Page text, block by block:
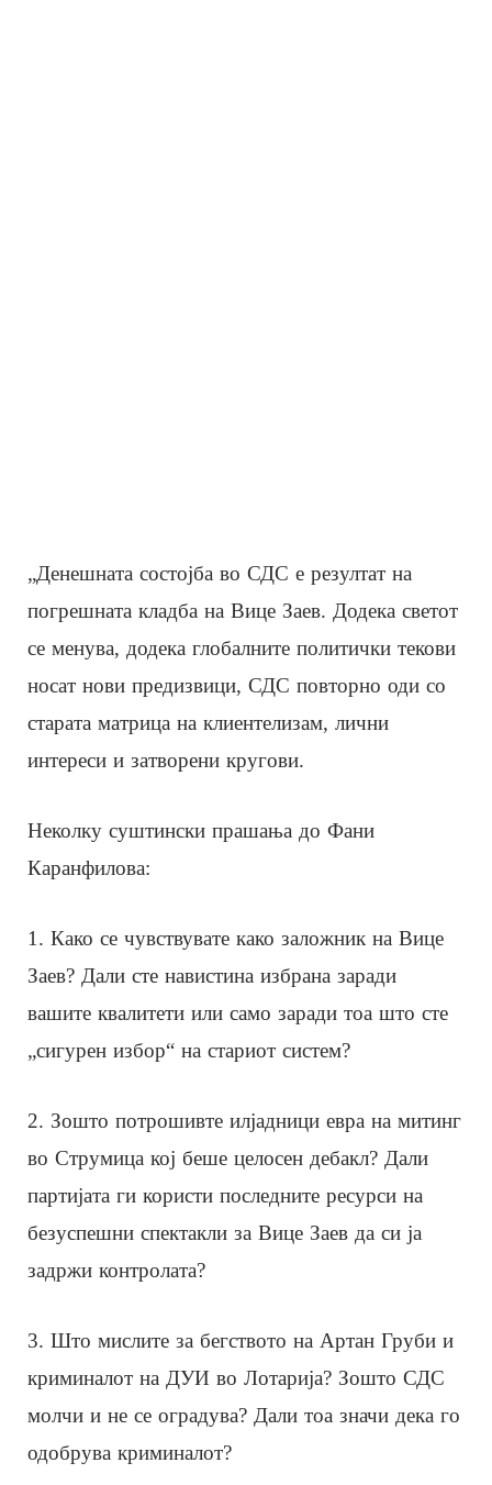
„Денешната состојба во СДС е резултат на
погрешната кладба на Вице Заев. Додека светот
се менува, додека глобалните политички текови
носат нови предизвици, СДС повторно оди со
старата матрица на клиентелизам, лични
интереси и затворени кругови.
Неколку суштински прашања до Фани
Каранфилова:
1. Како се чувствувате како заложник на Вице
Заев? Дали сте навистина избрана заради
вашите квалитети или само заради тоа што сте
„сигурен избор“ на стариот систем?
2. Зошто потрошивте илјадници евра на митинг
во Струмица кој беше целосен дебакл? Дали
партијата ги користи последните ресурси на
безуспешни спектакли за Вице Заев да си ја
задржи контролата?
3. Што мислите за бегството на Артан Груби и
криминалот на ДУИ во Лотарија? Зошто СДС
молчи и не се оградува? Дали тоа значи дека го
одобрува криминалот?